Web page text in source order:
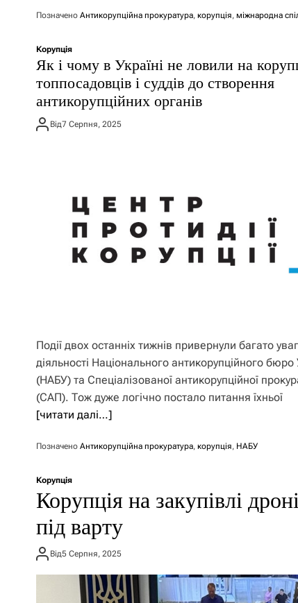
Позначено Антикорупційна прокуратура, корупція, міжнародна
Корупція
Як і чому в Україні не ловили на
топпосадовців і суддів до створення
антикорупційних органів
Від7 Серпня, 2025
Події двох останніх тижнів привернули багато
діяльності Національного антикорупційного бюро
(НАБУ) та Спеціалізованої антикорупційної
(САП). Тож дуже логічно постало питання їхньої
[читати далі…]
Позначено Антикорупційна прокуратура, корупція, НАБУ
Корупція
Корупція на закупівлі
під варту
Від5 Серпня, 2025